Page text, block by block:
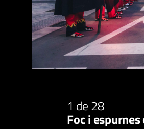
1 de 28
Foc i